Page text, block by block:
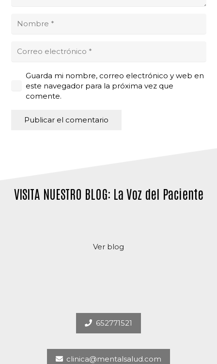
Guarda mi nombre, correo electrónico y web en
este navegador para la próxima vez que
comente.
Publicar el comentario
VISITA NUESTRO BLOG: La Voz del Paciente
Ver blog
652771521
clinica@mentalsalud.com